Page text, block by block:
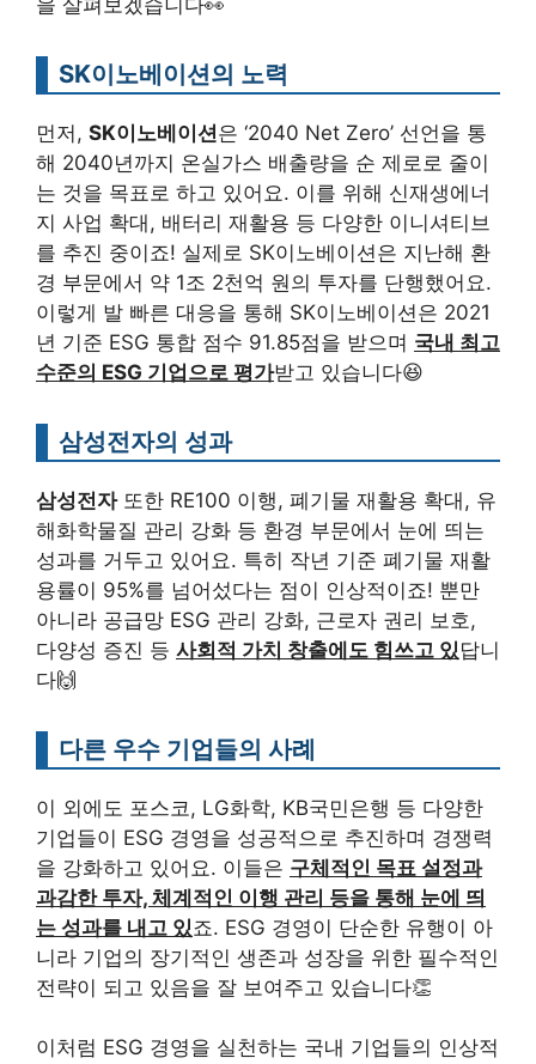
SK이노베이션의 노력
먼저, SK이노베이션은 ‘2040 Net Zero’ 선언을 통
해 2040년까지 온실가스 배출량을 순 제로로 줄이
는 것을 목표로 하고 있어요. 이를 위해 신재생에너
지 사업 확대, 배터리 재활용 등 다양한 이니셔티브
를 추진 중이죠! 실제로 SK이노베이션은 지난해 환
경 부문에서 약 1조 2천억 원의 투자를 단행했어요.
이렇게 발 빠른 대응을 통해 SK이노베이션은 2021
년 기준 ESG 통합 점수 91.85점을 받으며 국내 최고
수준의 ESG 기업으로 평가받고 있습니다😆
삼성전자의 성과
삼성전자또한 RE100 이행, 폐기물 재활용 확대, 유
해화학물질 관리 강화 등 환경 부문에서 눈에 띄는
성과를 거두고 있어요. 특히 작년 기준 폐기물 재활
용률이 95%를 넘어섰다는 점이 인상적이죠! 뿐만
아니라 공급망 ESG 관리 강화, 근로자 권리 보호,
다양성 증진 등 사회적 가치 창출에도 힘쓰고 있 답니
다🙌
다른 우수 기업들의 사례
이 외에도 포스코, LG화학, KB국민은행 등 다양한
기업들이 ESG 경영을 성공적으로 추진하며 경쟁력
을 강화하고 있어요. 이들은 구체적인 목표 설정과
과감한 투자, 체계적인 이행 관리 등을 통해 눈에 띄
는 성과를 내고 있죠. ESG 경영이 단순한 유행이 아
니라 기업의 장기적인 생존과 성장을 위한 필수적인
전략이 되고 있음을 잘 보여주고 있습니다👏
이처럼 ESG 경영을 실천하는 국내 기업들의 인상적